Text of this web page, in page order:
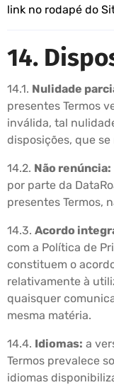
link no rodapé do
14.
14.1. Nulidade
presentes Termos
inválida, tal
disposições, que
14.2. Não renúncia:
por parte da
presentes Termos,
14.3. Acordo
com a Política de
constituem o
relativamente à
quaisquer
mesma matéria.
14.4. Idiomas: a
Termos prevalece
idiomas